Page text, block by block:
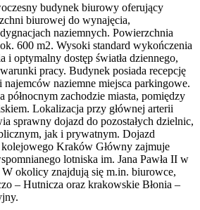
budynek biurowy oferujący
biurowej do wynajęcia,
naziemnych. Powierzchnia
600 m2. Wysoki standard wykończenia
i optymalny dostęp światła dziennego,
pracy. Budynek posiada recepcję
naziemne miejsca parkingowe.
północnym zachodzie miasta, pomiędzy
Lokalizacja przy głównej arterii
sprawny dojazd do pozostałych dzielnic,
jak i prywatnym. Dojazd
Kraków Główny zajmuje
lotniska im. Jana Pawła II w
okolicy znajdują się m.in. biurowce,
– Hutnicza oraz krakowskie Błonia –